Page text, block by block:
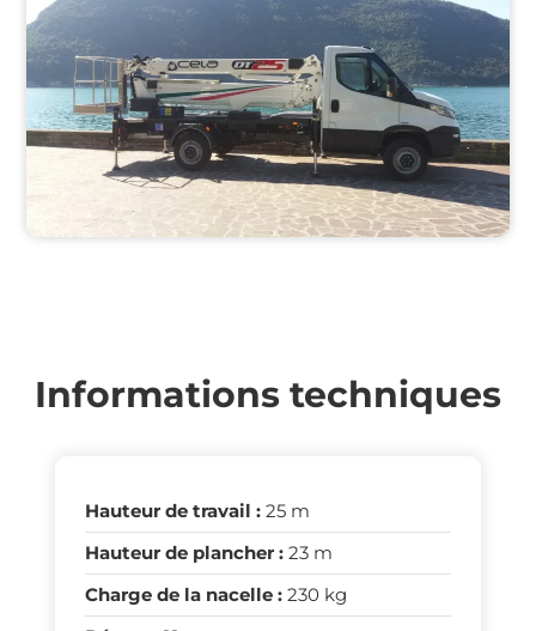
Informations techniques
Hauteur de travail :25 m
Hauteur de plancher :23 m
Charge de la nacelle :230 kg